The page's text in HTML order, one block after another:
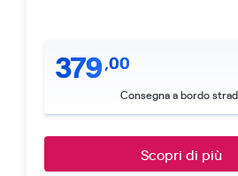
379,00
Consegna a bordo
Scopri di più